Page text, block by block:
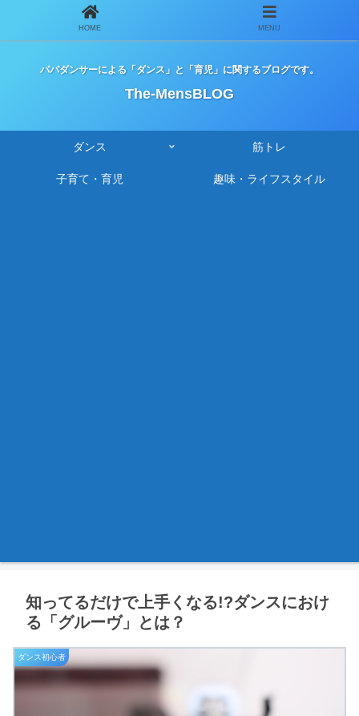
パパダンサーによる「ダンス」と「育児」に関するブログです。
The-MensBLOG
ダンス 筋トレ
子育て・育児 趣味・ライフスタイル
知ってるだけで上手くなる!?ダンスにおけ
る「グルーヴ」とは？
ダンス初心者
HOME MENU